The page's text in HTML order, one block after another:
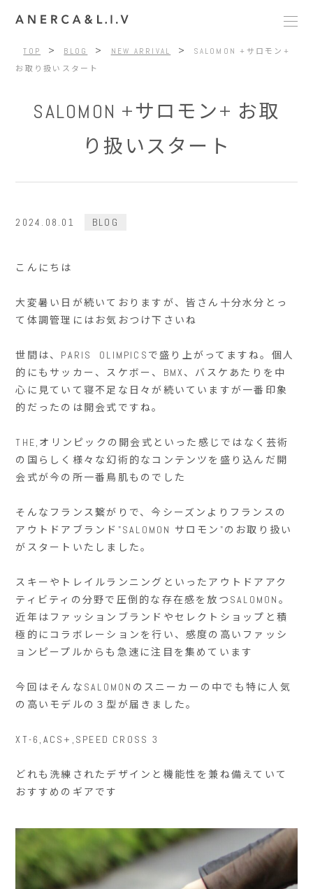
TOP > BLOG > NEW ARRIVAL >
SALOMON +サロモン+
お取り扱いスタート
SALOMON +サロモン+ お取
り扱いスタート
2024.08.01 BLOG
こんにちは
大変暑い日が続いておりますが、皆さん十分水分とっ
て体調管理にはお気おつけ下さいね
世間は、PARIS OLIMPICSで盛り上がってますね。個人
的にもサッカー、スケボー、BMX、バスケあたりを中
心に見ていて寝不足な日々が続いていますが一番印象
的だったのは開会式ですね。
THE,オリンピックの開会式といった感じではなく芸術
の国らしく様々な幻術的なコンテンツを盛り込んだ開
会式が今の所一番鳥肌ものでした
そんなフランス繋がりで、今シーズンよりフランスの
アウトドアブランド"SALOMON サロモン"のお取り扱い
がスタートいたしました。
スキーやトレイルランニングといったアウトドアアク
ティビティの分野で圧倒的な存在感を放つSALOMON。
近年はファッションブランドやセレクトショップと積
極的にコラボレーションを行い、感度の高いファッシ
ョンピープルからも急速に注目を集めています
今回はそんなSALOMONのスニーカーの中でも特に人気
の高いモデルの３型が届きました。
XT-6,ACS+,SPEED CROSS 3
どれも洗練されたデザインと機能性を兼ね備えていて
おすすめのギアです